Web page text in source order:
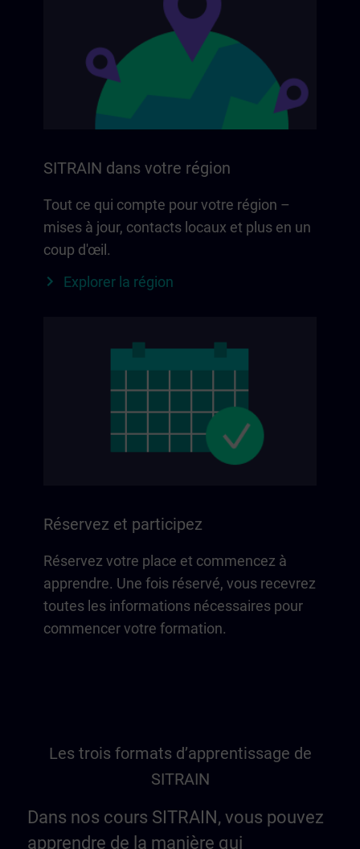
SITRAIN dans votre région
Tout ce qui compte pour votre région –
mises à jour, contacts locaux et plus en un
coup d'œil.
Explorer la région
Réservez et participez
Réservez votre place et commencez à
apprendre. Une fois réservé, vous recevrez
toutes les informations nécessaires pour
commencer votre formation.
Les trois formats d’apprentissage de
SITRAIN
Dans nos cours SITRAIN, vous pouvez
apprendre de la manière qui